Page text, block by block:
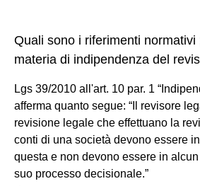
Quali sono i riferimenti normativi
materia di indipendenza del
Lgs 39/2010 all'art. 10 par. 1
afferma quanto segue: “Il revisore
revisione legale che effettuano la
conti di una società devono essere
questa e non devono essere in
suo processo decisionale.”